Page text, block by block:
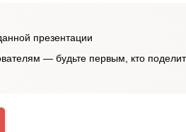
презентации
— будьте первым, кто